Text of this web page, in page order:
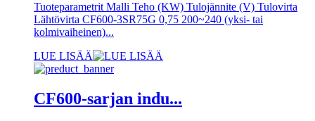
Tuoteparametrit Malli Teho (KW) Tulojännite (V) Tulovirta
Lähtövirta CF600-3SR75G 0,75 200~240 (yksi- tai
kolmivaiheinen)...
LUE LISÄÄ
CF600-sarjan indu...